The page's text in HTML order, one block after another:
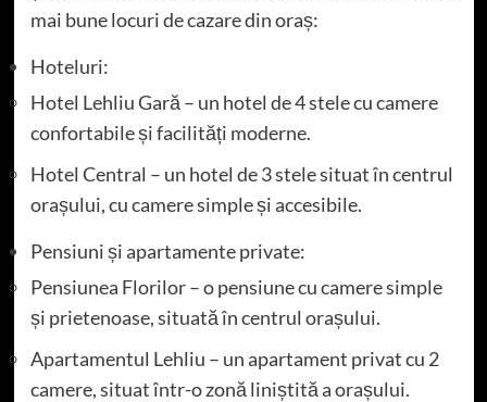
mai bune locuri de cazare din oraș:
Hoteluri:
Hotel Lehliu Gară – un hotel de 4 stele cu camere
confortabile și facilități moderne.
Hotel Central – un hotel de 3 stele situat în centrul
orașului, cu camere simple și accesibile.
Pensiuni și apartamente private:
Pensiunea Florilor – o pensiune cu camere simple
și prietenoase, situată în centrul orașului.
Apartamentul Lehliu – un apartament privat cu 2
camere, situat într-o zonă liniștită a orașului.